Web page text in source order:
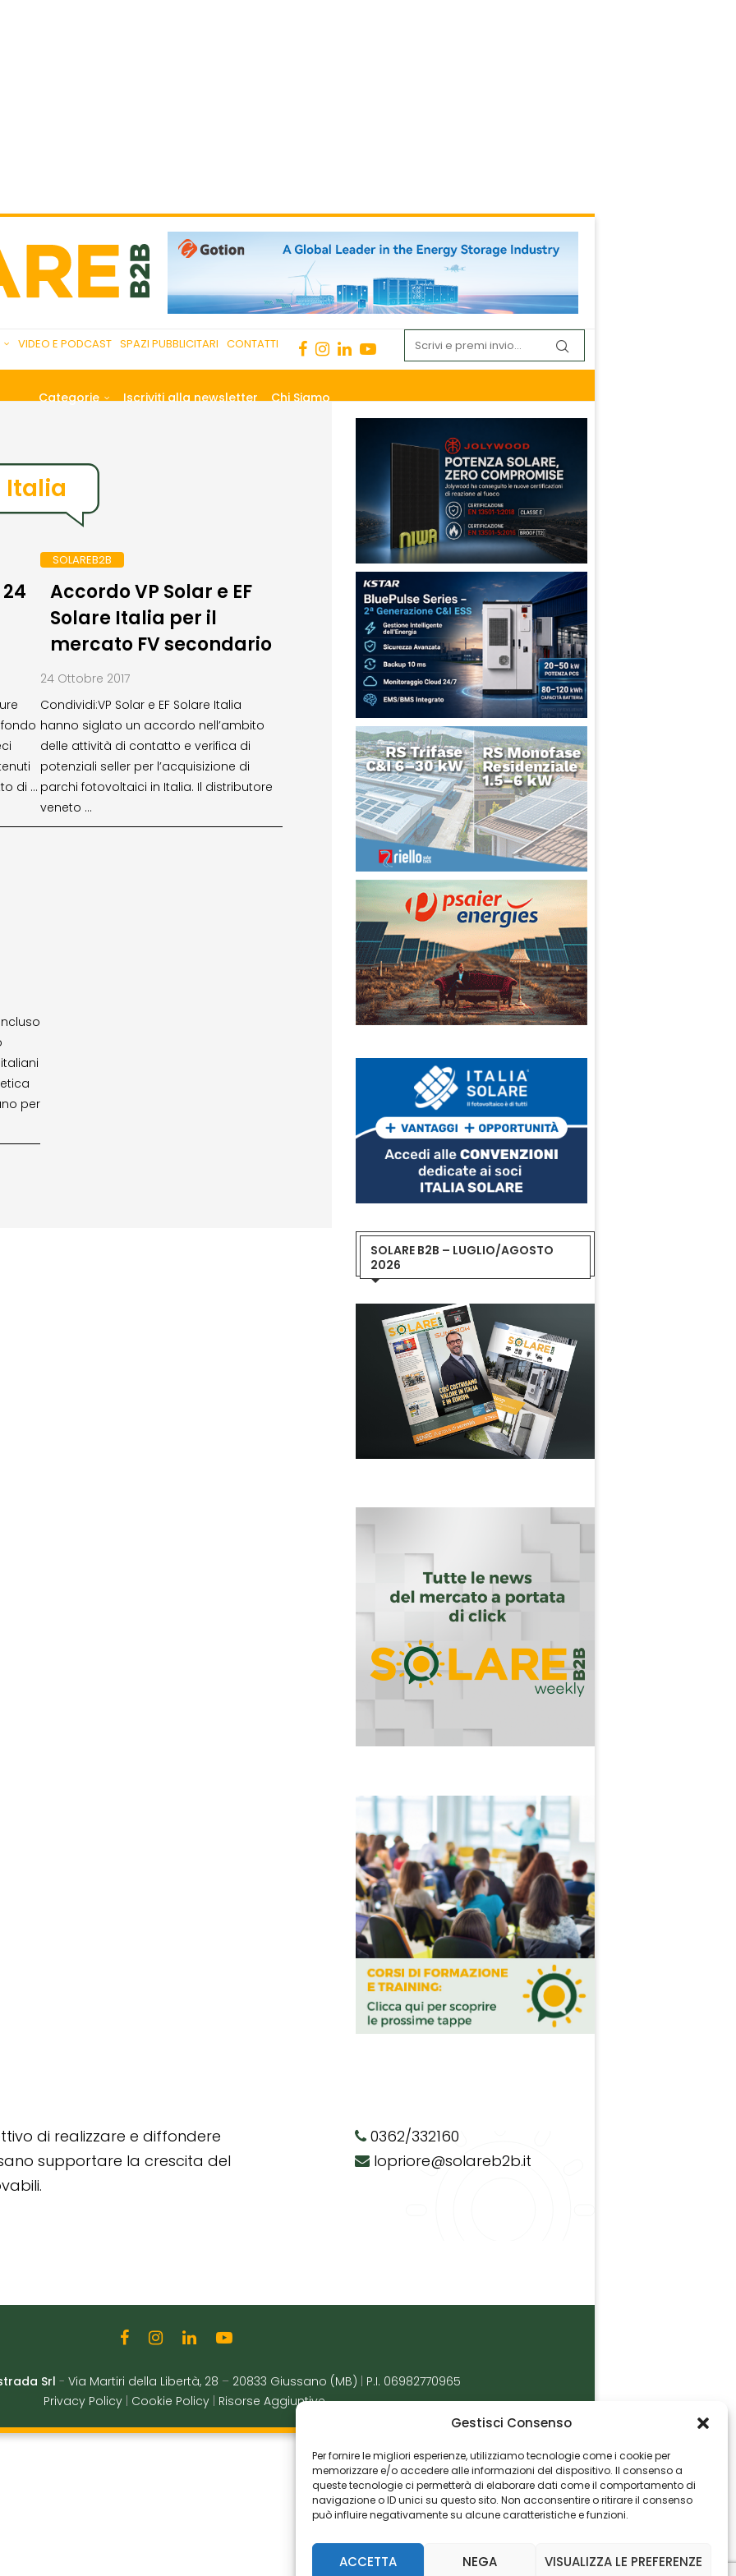
Gestisci Consenso
Per fornire le migliori esperienze, utilizziamo tecnologie come i cookie per
memorizzare e/o accedere alle informazioni del dispositivo. Il consenso a
queste tecnologie ci permetterà di elaborare dati come il comportamento di
navigazione o ID unici su questo sito. Non acconsentire o ritirare il consenso
può influire negativamente su alcune caratteristiche e funzioni.
ACCETTA NEGA VISUALIZZA LE PREFERENZE
VIDEO E PODCAST SPAZI PUBBLICITARI CONTATTI
Categorie Iscriviti alla newsletter Chi Siamo
Italia
di …
SOLAREB2B
Accordo VP Solar e EF
Solare Italia per il
mercato FV secondario
24 Ottobre 2017
Condividi:VP Solar e EF Solare Italia
hanno siglato un accordo nell’ambito
delle attività di contatto e verifica di
potenziali seller per l’acquisizione di
parchi fotovoltaici in Italia. Il distributore
veneto …
per
SOLARE B2B – LUGLIO/AGOSTO
2026
di realizzare e diffondere
supportare la crescita del
0362/332160
lopriore@solareb2b.it
Srl - Via Martiri della Libertà, 28 – 20833 Giussano (MB)
P.I. 06982770965
Privacy Policy
Cookie Policy Risorse Aggiuntive